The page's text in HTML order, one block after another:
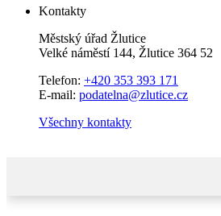
Kontakty
Městský úřad Žlutice
Velké náměstí 144, Žlutice 364 52
Telefon: +420 353 393 171
E-mail: podatelna@zlutice.cz
Všechny kontakty